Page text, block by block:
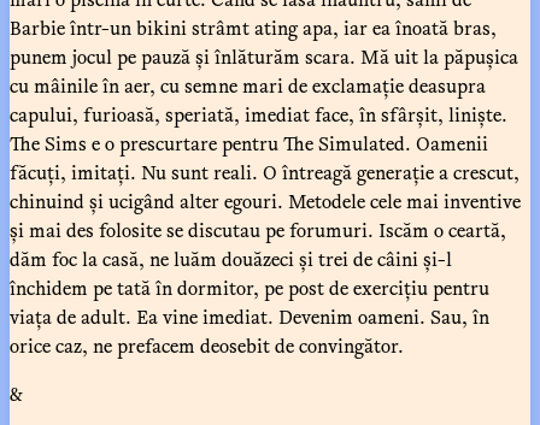
Barbie într-un bikini strâmt ating apa, iar ea înoată bras,
punem jocul pe pauză și înlăturăm scara. Mă uit la păpușica
cu mâinile în aer, cu semne mari de exclamație deasupra
capului, furioasă, speriată, imediat face, în sfârșit, liniște.
The Sims e o prescurtare pentru The Simulated. Oamenii
făcuți, imitați. Nu sunt reali. O întreagă generație a crescut,
chinuind și ucigând alter egouri. Metodele cele mai inventive
și mai des folosite se discutau pe forumuri. Iscăm o ceartă,
dăm foc la casă, ne luăm douăzeci și trei de câini și-l
închidem pe tată în dormitor, pe post de exercițiu pentru
viața de adult. Ea vine imediat. Devenim oameni. Sau, în
orice caz, ne prefacem deosebit de convingător.
&